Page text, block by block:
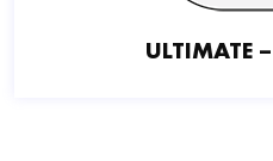
ULTIMATE